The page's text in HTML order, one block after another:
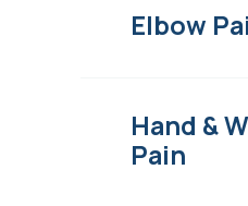
Elbow
Hand &
Pain